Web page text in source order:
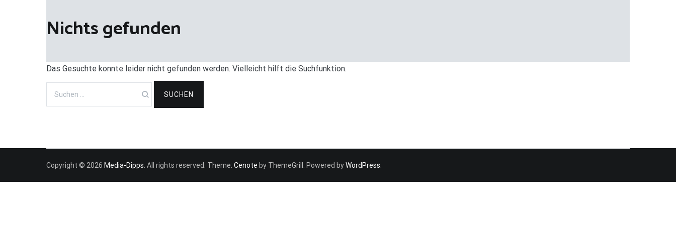
Nichts gefunden
Das Gesuchte konnte leider nicht gefunden werden. Vielleicht hilft die Suchfunktion.
Suchen
nach:
Copyright © 2026 Media-Dipps . All rights reserved. Theme: Cenote by ThemeGrill. Powered byWordPress